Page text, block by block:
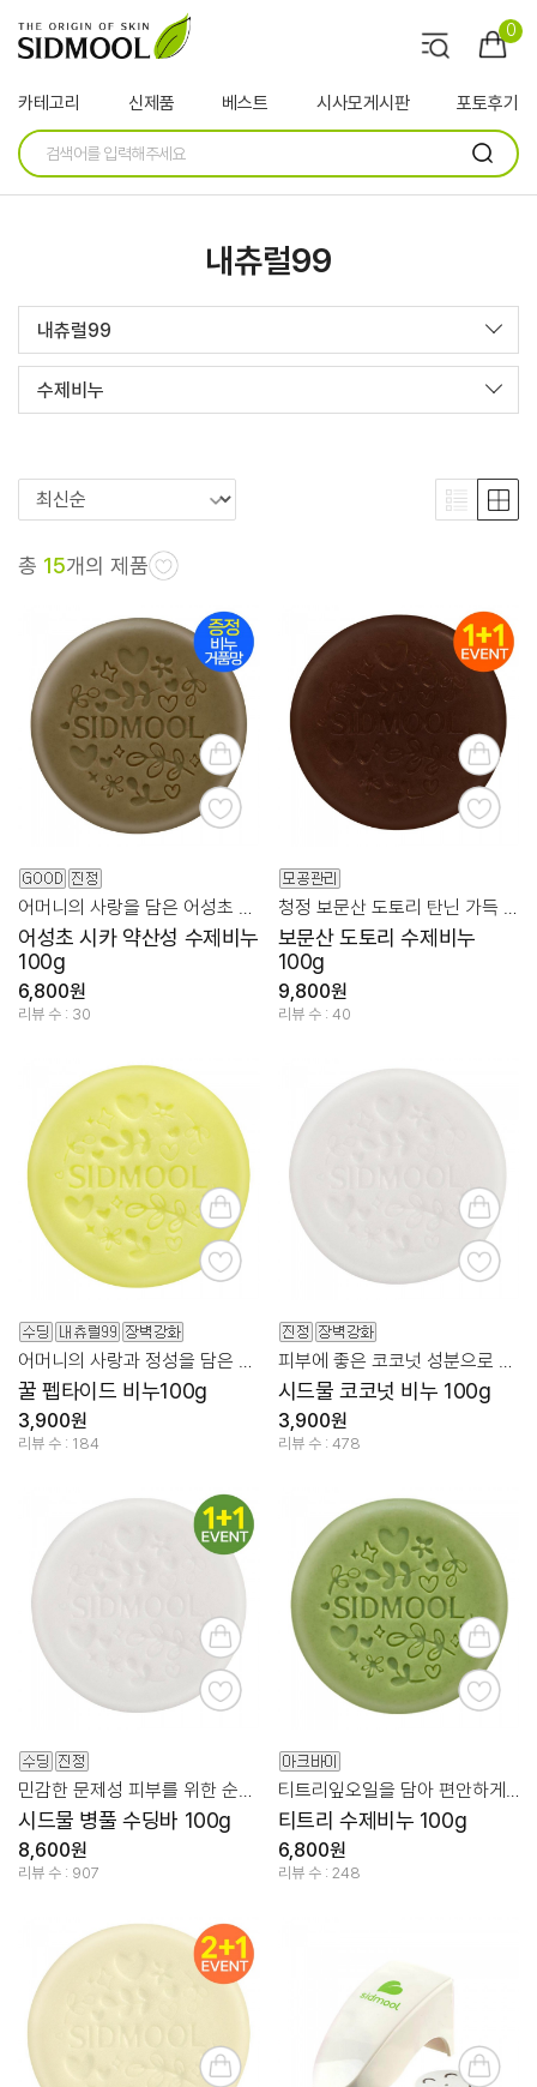
0
카테고리 신제품 베스트 시사모게시판 포토후기
내츄럴99
내츄럴99
수제비누
총 15개의 제품
어성초 시카 약산성 수제비누
100g
6,800원
리뷰 수 : 30
보문산 도토리 수제비누
100g
9,800원
리뷰 수 : 40
꿀 펩타이드 비누100g
3,900원
리뷰 수 : 184
시드물 코코넛 비누 100g
3,900원
리뷰 수 : 478
시드물 병풀 수딩바 100g
8,600원
리뷰 수 : 907
티트리 수제비누 100g
6,800원
리뷰 수 : 248